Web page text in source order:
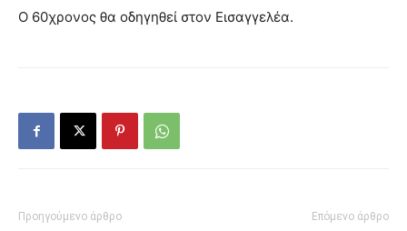
Ο 60χρονος θα οδηγηθεί στον Εισαγγελέα.
Προηγούμενο άρθρο Επόμενο άρθρο